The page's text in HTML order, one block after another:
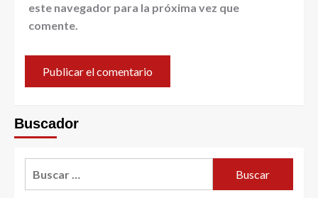
este navegador para la próxima vez que
comente.
Buscador